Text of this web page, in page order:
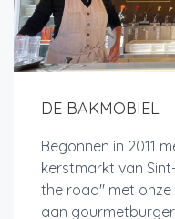
DE BAKMOBIEL
Begonnen in 2011
kerstmarkt van
the road" met
aan